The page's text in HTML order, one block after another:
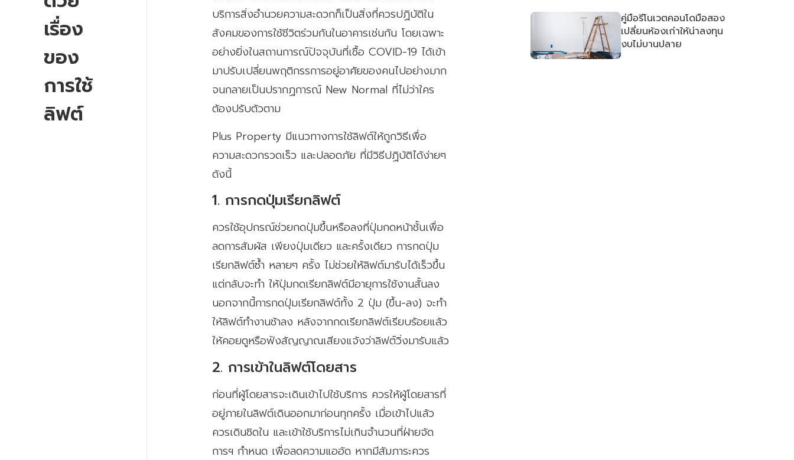
เรื่อง
ของ
การใช้
ลิฟต์
บริการสิ่งอำนวยความสะดวกก็เป็นสิ่งที่ควรปฏิบัติใน
สังคมของการใช้ชีวิตร่วมกันในอาคารเช่นกัน โดยเฉพาะ
อย่างยิ่งในสถานการณ์ปัจจุบันที่เชื้อ COVID-19 ได้เข้า
มาปรับเปลี่ยนพฤติกรรการอยู่อาศัยของคนไปอย่างมาก
จนกลายเป็นปรากฏการณ์ New Normal ที่ไม่ว่าใคร
ต้องปรับตัวตาม
Plus Property มีแนวทางการใช้ลิฟต์ให้ถูกวิธีเพื่อ
ความสะดวกรวดเร็ว และปลอดภัย ที่มีวิธีปฏิบัติได้ง่ายๆ
ดังนี้
1. การกดปุ่มเรียกลิฟต์
ควรใช้อุปกรณ์ช่วยกดปุ่มขึ้นหรือลงที่ปุ่มกดหน้าชั้นเพื่อ
ลดการสัมผัส เพียงปุ่มเดียว และครั้งเดียว การกดปุ่ม
เรียกลิฟต์ซ้ำ หลายๆ ครั้ง ไม่ช่วยให้ลิฟต์มารับได้เร็วขึ้น
แต่กลับจะทำ ให้ปุ่มกดเรียกลิฟต์มีอายุการใช้งานสั้นลง
นอกจากนี้การกดปุ่มเรียกลิฟต์ทั้ง 2 ปุ่ม (ขึ้น-ลง) จะทำ
ให้ลิฟต์ทำงานช้าลง หลังจากกดเรียกลิฟต์เรียบร้อยแล้ว
ให้คอยดูหรือฟังสัญญาณเสียงแจ้งว่าลิฟต์วิ่งมารับแล้ว
2. การเข้าในลิฟต์โดยสาร
ก่อนที่ผู้โดยสารจะเดินเข้าไปใช้บริการ ควรให้ผู้โดยสารที่
อยู่ภายในลิฟต์เดินออกมาก่อนทุกครั้ง เมื่อเข้าไปแล้ว
ควรเดินชิดใน และเข้าใช้บริการไม่เกินจำนวนที่ฝ่ายจัด
การฯ กำหนด เพื่อลดความแออัด หากมีสัมภาระควร
คู่มือรีโนเวตคอนโดมือสอง
เปลี่ยนห้องเก่าให้น่าลงทุน
งบไม่บานปลาย